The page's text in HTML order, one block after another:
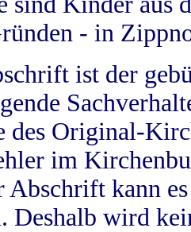
- in
ist der
des Original-
im
kann
Deshalb wird